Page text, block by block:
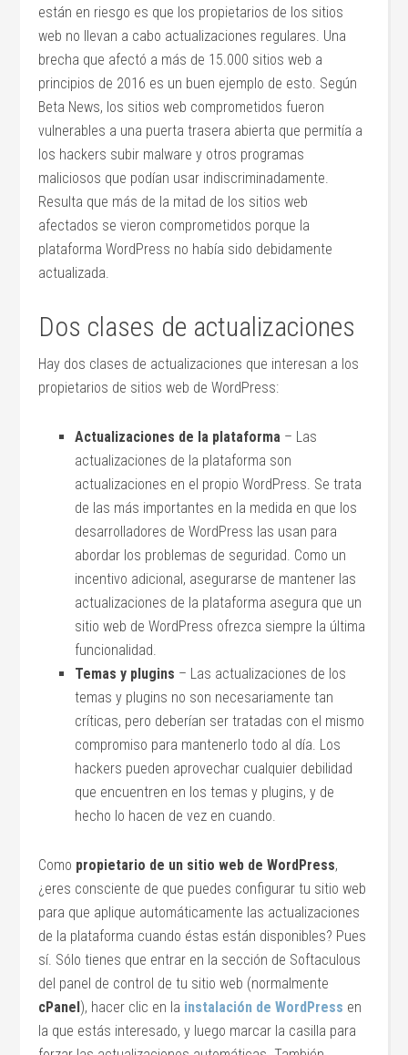
están en riesgo es que los propietarios de los sitios
web no llevan a cabo actualizaciones regulares. Una
brecha que afectó a más de 15.000 sitios web a
principios de 2016 es un buen ejemplo de esto. Según
Beta News, los sitios web comprometidos fueron
vulnerables a una puerta trasera abierta que permitía a
los hackers subir malware y otros programas
maliciosos que podían usar indiscriminadamente.
Resulta que más de la mitad de los sitios web
afectados se vieron comprometidos porque la
plataforma WordPress no había sido debidamente
actualizada.
Dos clases de actualizaciones
Hay dos clases de actualizaciones que interesan a los
propietarios de sitios web de WordPress:
Actualizaciones de la plataforma – Las
actualizaciones de la plataforma son
actualizaciones en el propio WordPress. Se trata
de las más importantes en la medida en que los
desarrolladores de WordPress las usan para
abordar los problemas de seguridad. Como un
incentivo adicional, asegurarse de mantener las
actualizaciones de la plataforma asegura que un
sitio web de WordPress ofrezca siempre la última
funcionalidad.
Temas y plugins – Las actualizaciones de los
temas y plugins no son necesariamente tan
críticas, pero deberían ser tratadas con el mismo
compromiso para mantenerlo todo al día. Los
hackers pueden aprovechar cualquier debilidad
que encuentren en los temas y plugins, y de
hecho lo hacen de vez en cuando.
Como propietario de un sitio web de WordPress,
¿eres consciente de que puedes configurar tu sitio web
para que aplique automáticamente las actualizaciones
de la plataforma cuando éstas están disponibles? Pues
sí. Sólo tienes que entrar en la sección de Softaculous
del panel de control de tu sitio web (normalmente
cPanel), hacer clic en la instalación de WordPress en
la que estás interesado, y luego marcar la casilla para